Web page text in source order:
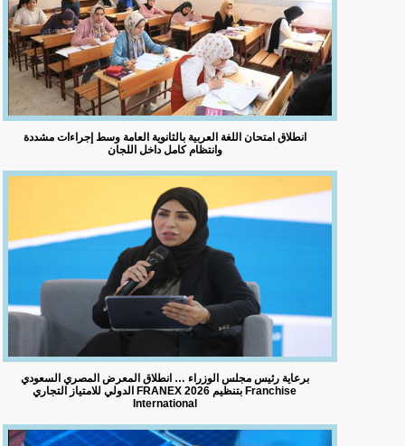
انطلاق امتحان اللغة العربية بالثانوية العامة وسط إجراءات مشددة
وانتظام كامل داخل اللجان
برعاية رئيس مجلس الوزراء … انطلاق المعرض المصري السعودي
الدولي للامتياز التجاري FRANEX 2026 بتنظيم Franchise
International